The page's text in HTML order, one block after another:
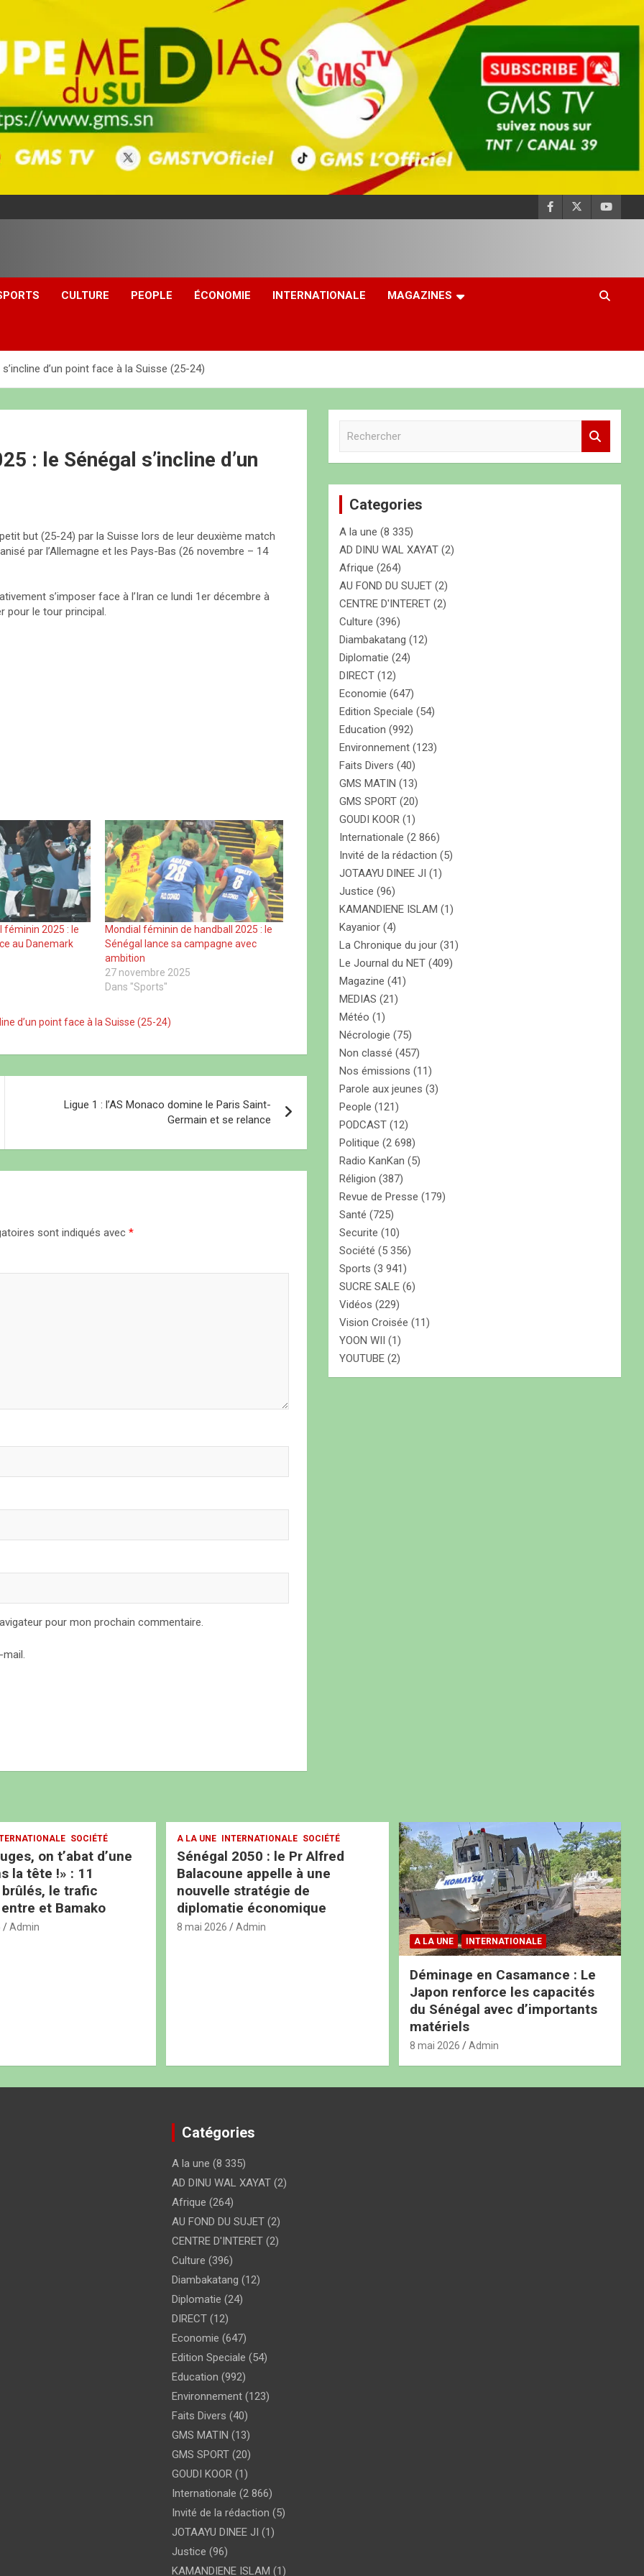
CULTURE PEOPLE ÉCONOMIE INTERNATIONALE MAGAZINES
d’un point face à la Suisse (25-24)
: le Sénégal s’incline d’un
but (25-24) par la Suisse lors de leur deuxième match
par l’Allemagne et les Pays-Bas (26 novembre – 14
s’imposer face à l’Iran ce lundi 1er décembre à
pour le tour principal.
féminin 2025 : le
au Danemark
Mondial féminin de handball 2025 : le
Sénégal lance sa campagne avec
ambition
27 novembre 2025
Dans "Sports"
d’un point face à la Suisse (25-24)
Ligue 1 : l’AS Monaco domine le Paris Saint-
Germain et se relance
sont indiqués avec *
pour mon prochain commentaire.
e
c
h
e
r
Categories
A la une (8 335)
AD DINU WAL XAYAT (2)
Afrique (264)
AU FOND DU SUJET (2)
CENTRE D'INTERET (2)
Culture (396)
Diambakatang (12)
Diplomatie (24)
DIRECT (12)
Economie (647)
Edition Speciale (54)
Education (992)
Environnement (123)
Faits Divers (40)
GMS MATIN (13)
GMS SPORT (20)
GOUDI KOOR (1)
Internationale (2 866)
Invité de la rédaction (5)
JOTAAYU DINEE JI (1)
Justice (96)
KAMANDIENE ISLAM (1)
Kayanior (4)
La Chronique du jour (31)
Le Journal du NET (409)
Magazine (41)
MEDIAS (21)
Météo (1)
Nécrologie (75)
Non classé (457)
Nos émissions (11)
Parole aux jeunes (3)
People (121)
PODCAST (12)
Politique (2 698)
Radio KanKan (5)
Réligion (387)
Revue de Presse (179)
Santé (725)
Securite (10)
Société (5 356)
Sports (3 941)
SUCRE SALE (6)
Vidéos (229)
Vision Croisée (11)
YOON WII (1)
YOUTUBE (2)
SOCIÉTÉ
on t’abat d’une
la tête !» : 11
le trafic
et Bamako
Admin
A LA UNE INTERNATIONALE SOCIÉTÉ
Sénégal 2050 : le Pr Alfred
Balacoune appelle à une
nouvelle stratégie de
diplomatie économique
8 mai 2026 Admin
A LA UNE INTERNATIONALE
Déminage en Casamance : Le
Japon renforce les capacités
du Sénégal avec d’importants
matériels
8 mai 2026 Admin
Catégories
A la une (8 335)
AD DINU WAL XAYAT (2)
Afrique (264)
AU FOND DU SUJET (2)
CENTRE D'INTERET (2)
Culture (396)
Diambakatang (12)
Diplomatie (24)
DIRECT (12)
Economie (647)
Edition Speciale (54)
Education (992)
Environnement (123)
Faits Divers (40)
GMS MATIN (13)
GMS SPORT (20)
GOUDI KOOR (1)
Internationale (2 866)
Invité de la rédaction (5)
JOTAAYU DINEE JI (1)
Justice (96)
KAMANDIENE ISLAM (1)